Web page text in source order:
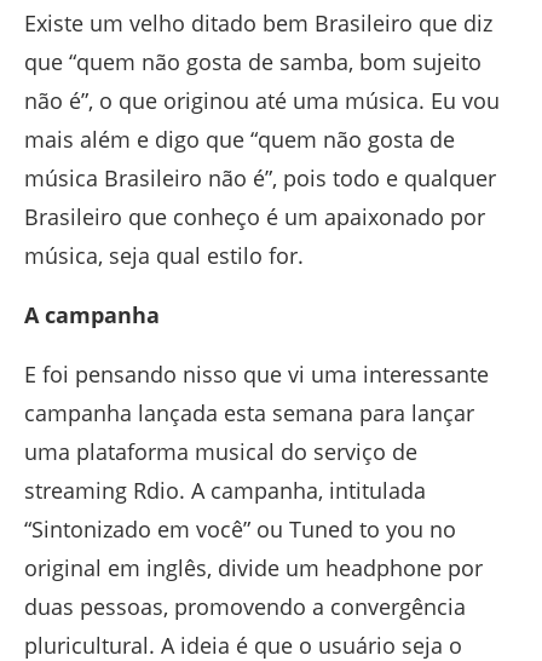
Existe um velho ditado bem Brasileiro que diz
que “quem não gosta de samba, bom sujeito
não é”, o que originou até uma música. Eu vou
mais além e digo que “quem não gosta de
música Brasileiro não é”, pois todo e qualquer
Brasileiro que conheço é um apaixonado por
música, seja qual estilo for.
A campanha
E foi pensando nisso que vi uma interessante
campanha lançada esta semana para lançar
uma plataforma musical do serviço de
streaming Rdio. A campanha, intitulada
“Sintonizado em você” ou Tuned to you no
original em inglês, divide um headphone por
duas pessoas, promovendo a convergência
pluricultural. A ideia é que o usuário seja o